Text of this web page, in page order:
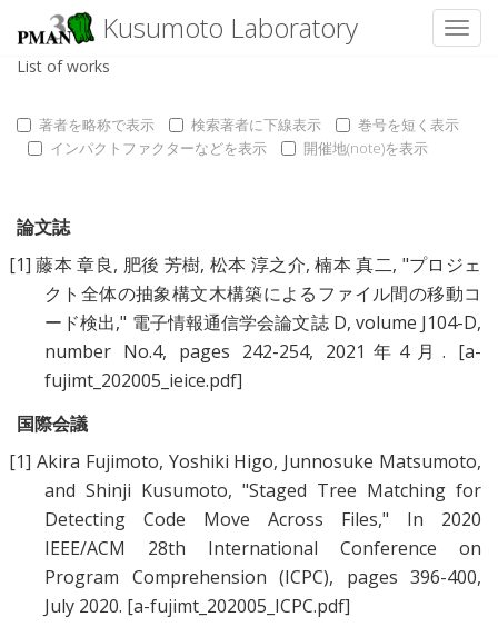
Kusumoto Laboratory
List of works
著者を略称で表示 検索著者に下線表示
巻号を短く表示
インパクトファクターなどを表示
開催地(note)を表示
論文誌
[1] 藤本 章良, 肥後 芳樹, 松本 淳之介,楠本 真二, "プロジェ
クト全体の抽象構文木構築によるファイル間の移動コ
ード検出," 電子情報通信学会論文誌 D, volume J104-D,
number No.4, pages 242-254, 2021年4月. [a-
fujimt_202005_ieice.pdf]
国際会議
[1] Akira Fujimoto, Yoshiki Higo, Junnosuke Matsumoto,
and Shinji Kusumoto, "Staged Tree Matching for
Detecting Code Move Across Files," In 2020
IEEE/ACM 28th International Conference on
Program Comprehension (ICPC), pages 396-400,
July 2020. [a-fujimt_202005_ICPC.pdf]